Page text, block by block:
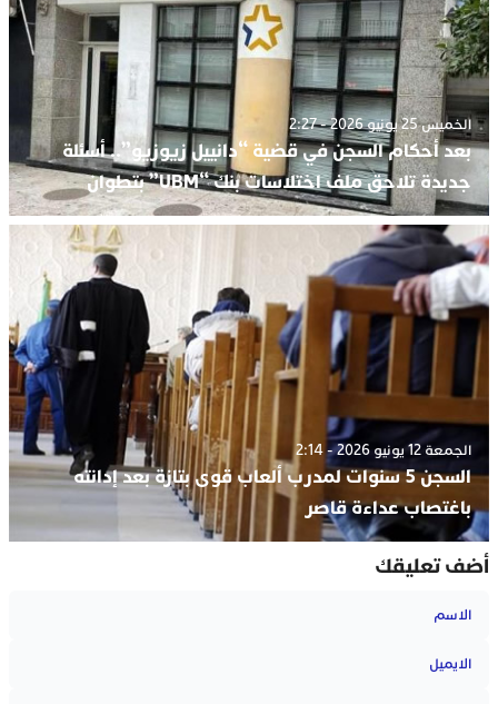
الخميس 25 يونيو 2026 - 2:27
بعد أحكام السجن في قضية “دانييل زيوزيو”.. أسئلة
جديدة تلاحق ملف اختلاسات بنك “UBM” بتطوان
الجمعة 12 يونيو 2026 - 2:14
السجن 5 سنوات لمدرب ألعاب قوى بتازة بعد إدانته
باغتصاب عداءة قاصر
أضف تعليقك